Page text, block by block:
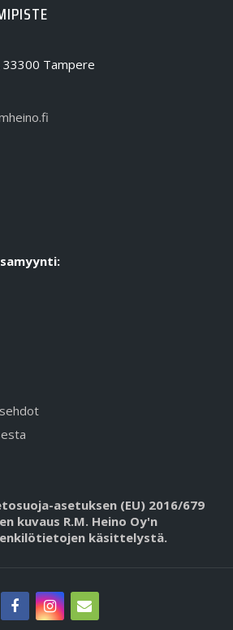
Tampere
asetuksen (EU) 2016/679
kuvaus R.M. Heino Oy'n
käsittelystä.